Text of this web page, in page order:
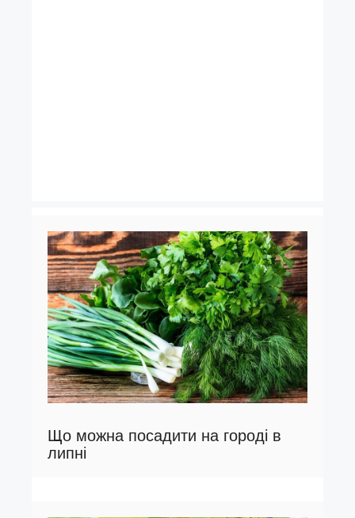
Що можна посадити на городі в
липні